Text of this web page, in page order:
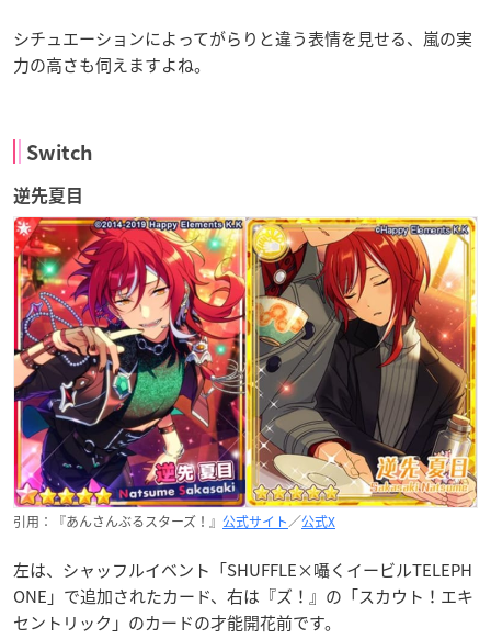
シチュエーションによってがらりと違う表情を見せる、嵐の実
力の高さも伺えますよね。
Switch
逆先夏目
引用：『あんさんぶるスターズ！』 公式サイト／公式X
左は、シャッフルイベント「SHUFFLE×囁くイービルTELEPH
ONE」で追加されたカード、右は『ズ！』の「スカウト！エキ
セントリック」のカードの才能開花前です。